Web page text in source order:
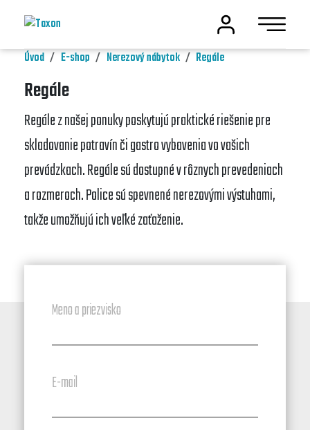
Úvod E-shop Nerezový nábytok Regále
Regále
Regále z našej ponuky poskytujú praktické riešenie pre
skladovanie potravín či gastro vybavenia vo vašich
prevádzkach. Regále sú dostupné v rôznych prevedeniach
a rozmeroch. Police sú spevnené nerezovými výstuhami,
takže umožňujú ich veľké zaťaženie.
Meno a priezvisko
E-mail